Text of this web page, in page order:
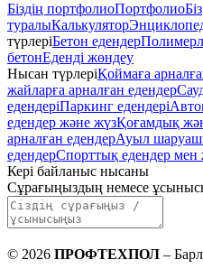
Біздің портфолиоПортфолиоБіз
туралыКалькулятор
түрлеріБетон едендер
бетонЕденді жөндеу
Нысан түрлеріҚоймаға
жайларға арналған едендер
едендеріПаркинг едендері
едендер және жүзҚоғамдық
арналған едендерАуыл
едендерСпорттық едендер
Кері байланыс нысаны
Сұрағыңыздың немесе
© 2026 ПРОФТЕХПОЛ –